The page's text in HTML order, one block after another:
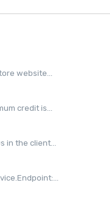
website...
credit is...
in the client...